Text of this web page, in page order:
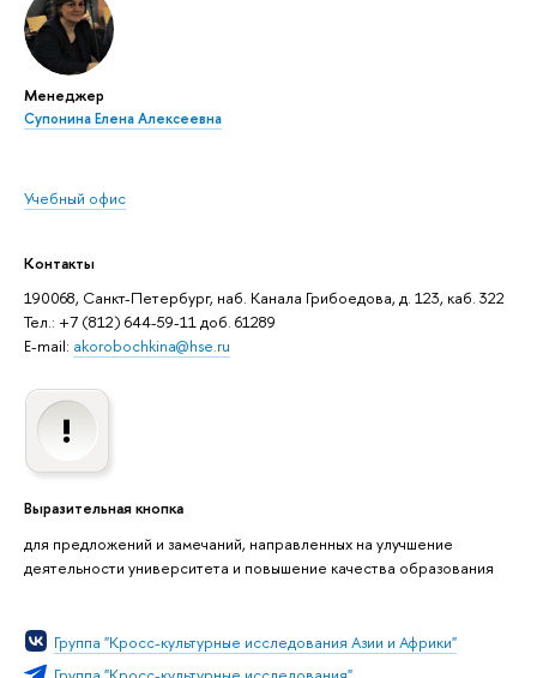
Менеджер
Супонина Елена Алексеевна
Учебный офис
Контакты
190068, Санкт-Петербург, наб. Канала Грибоедова, д. 123, каб. 322
Тел.: +7 (812) 644-59-11 доб. 61289
E-mail: akorobochkina@hse.ru
Выразительная кнопка
для предложений и замечаний, направленных на улучшение
деятельности университета и повышение качества образования
Группа "Кросс-культурные исследования Азии и Африки"